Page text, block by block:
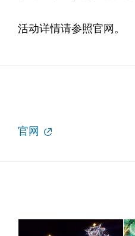
活动详情请参照官网。
官网